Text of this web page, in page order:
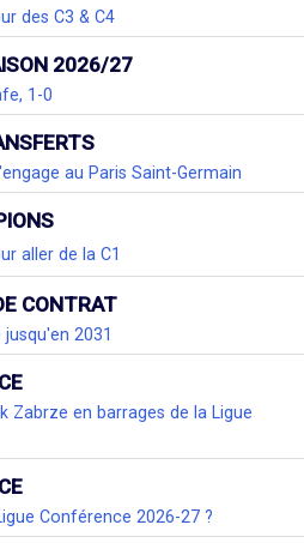
des C3 & C4
2026/27
1-0
au Paris Saint-Germain
aller de la C1
CONTRAT
2031
Zabrze en barrages de la Ligue
Conférence 2026-27 ?